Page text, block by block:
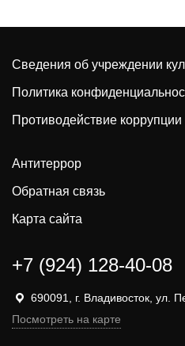
Сведения об учреждении
Политика
Противодействие коррупции
Антитеррор
Обратная связь
Карта сайта
+7 (924) 128-40-08
690091, г. Владивосток, ул.
Посмотреть на карте